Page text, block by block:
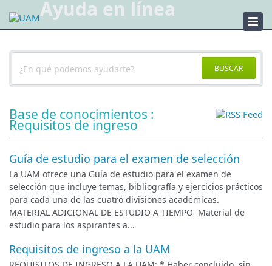
Ayuda en línea
Ayuda
BUSCAR
Base de conocimientos :
Requisitos de ingreso
Guía de estudio para el examen de selección
La UAM ofrece una Guía de estudio para el examen de
selección que incluye temas, bibliografía y ejercicios prácticos
para cada una de las cuatro divisiones académicas.
MATERIAL ADICIONAL DE ESTUDIO A TIEMPO Material de
estudio para los aspirantes a...
Requisitos de ingreso a la UAM